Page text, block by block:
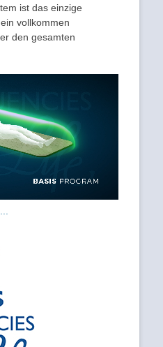
ist das einzige
vollkommen
den gesamten